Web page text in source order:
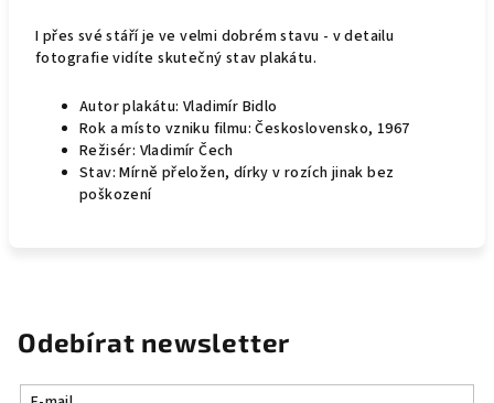
I přes své stáří je ve velmi dobrém stavu - v detailu
fotografie vidíte skutečný stav plakátu.
Autor plakátu: Vladimír Bidlo
Rok a místo vzniku filmu: Československo, 1967
Režisér: Vladimír Čech
Stav: Mírně přeložen, dírky v rozích jinak bez
poškození
Odebírat newsletter